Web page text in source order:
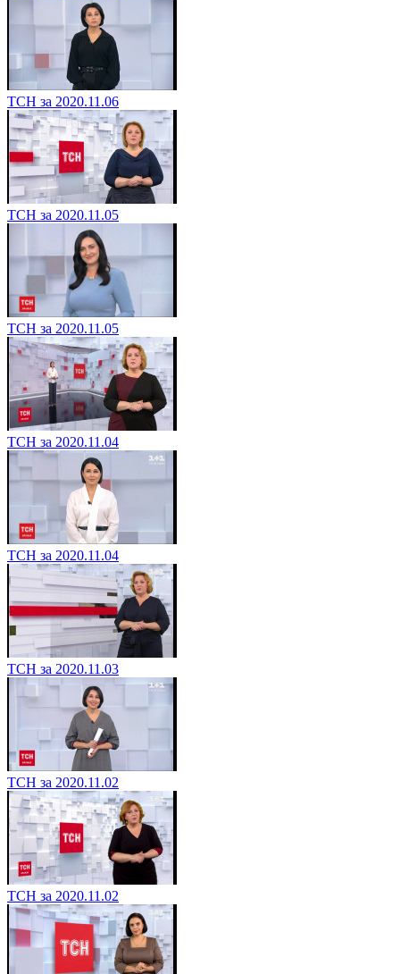
ТСН за 2020.11.06
ТСН за 2020.11.05
ТСН за 2020.11.05
ТСН за 2020.11.04
ТСН за 2020.11.04
ТСН за 2020.11.03
ТСН за 2020.11.02
ТСН за 2020.11.02